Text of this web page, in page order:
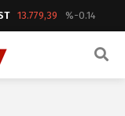
13.779,39 %-0.14
ARAMA YAP